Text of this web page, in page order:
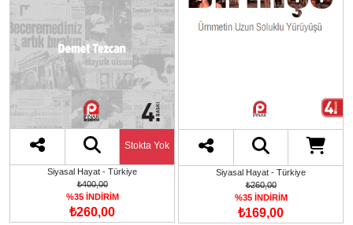
Stokta Yok
Siyasal Hayat - Türkiye
₺400,00
%35 İNDİRİM
₺260,00
Siyasal Hayat - Türkiye
₺260,00
%35 İNDİRİM
₺169,00